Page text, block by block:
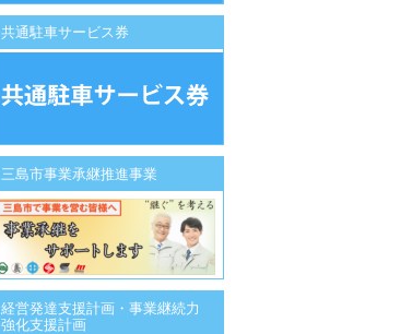
共通駐車サービス券
三島市事業承継推進事業
経営発達支援計画・事業継続力
強化支援計画